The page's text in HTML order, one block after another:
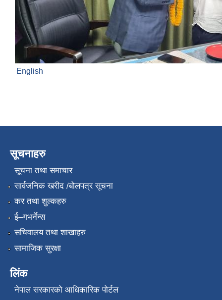
English
सूचनाहरु
सूचना तथा समाचार
सार्वजनिक खरीद /बोलपत्र सूचना
कर तथा शुल्कहरु
ई–गभर्नेन्स
सचिवालय तथा शाखाहरु
सामाजिक सुरक्षा
लिंक
नेपाल सरकारको आधिकारिक पोर्टल